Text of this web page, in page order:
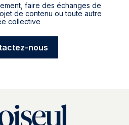
faire des échanges de
de contenu ou toute autre
collective
nous